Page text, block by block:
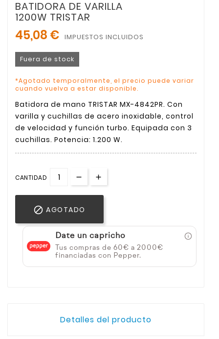
BATIDORA DE VARILLA
1200W TRISTAR
45,08 € IMPUESTOS INCLUIDOS
Fuera de stock
*Agotado temporalmente, el precio puede variar
cuando vuelva a estar disponible.
Batidora de mano TRISTAR MX-4842PR. Con
varilla y cuchillas de acero inoxidable, control
de velocidad y función turbo. Equipada con 3
cuchillas. Potencia: 1.200 W.
CANTIDAD
 AGOTADO
Date un capricho
Tus compras de 60€ a 2000€
financiadas con Pepper.
Detalles del producto